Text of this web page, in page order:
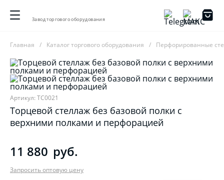
Завод торгового оборудования
Главная Каталог торгового оборудования Перфорированные
Артикул: ТС0021
Торцевой стеллаж без базовой полки с
верхними полками и перфорацией
11 880 руб.
Запросить оптовую цену